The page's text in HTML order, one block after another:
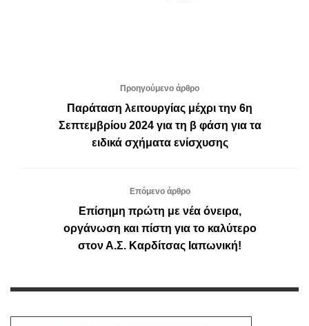
Προηγούμενο άρθρο
Παράταση λειτουργίας μέχρι την 6η
Σεπτεμβρίου 2024 για τη β φάση για τα
ειδικά σχήματα ενίσχυσης
Επόμενο άρθρο
Επίσημη πρώτη με νέα όνειρα,
οργάνωση και πίστη για το καλύτερο
στον Α.Σ. Καρδίτσας Ιαπωνική!